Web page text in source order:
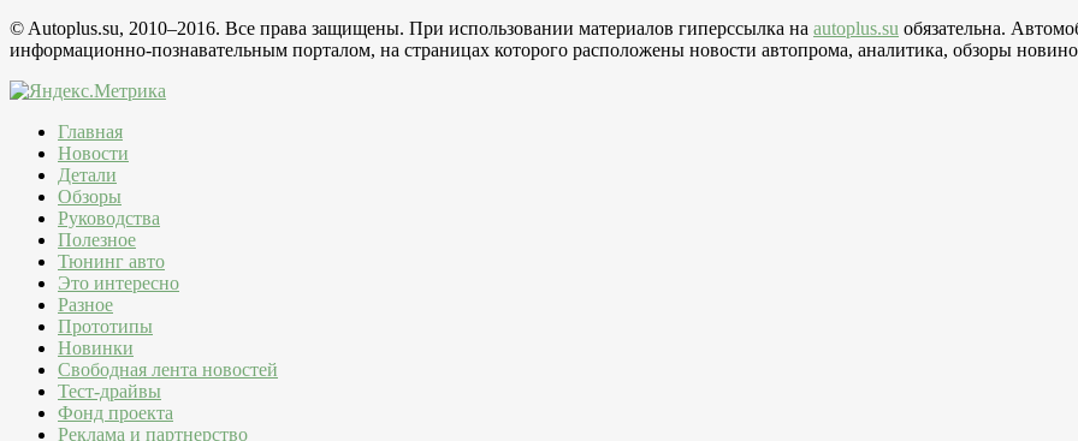
© Autoplus.su, 2010–2016. Все права защищены. При использовании материалов гиперссылка на autoplus.su обязательна.
информационно-познавательным порталом, на страницах которого расположены новости автопрома, аналитика, обзоры
Главная
Новости
Детали
Обзоры
Руководства
Полезное
Тюнинг авто
Это интересно
Разное
Прототипы
Новинки
Свободная лента новостей
Тест-драйвы
Фонд проекта
Реклама и партнерство